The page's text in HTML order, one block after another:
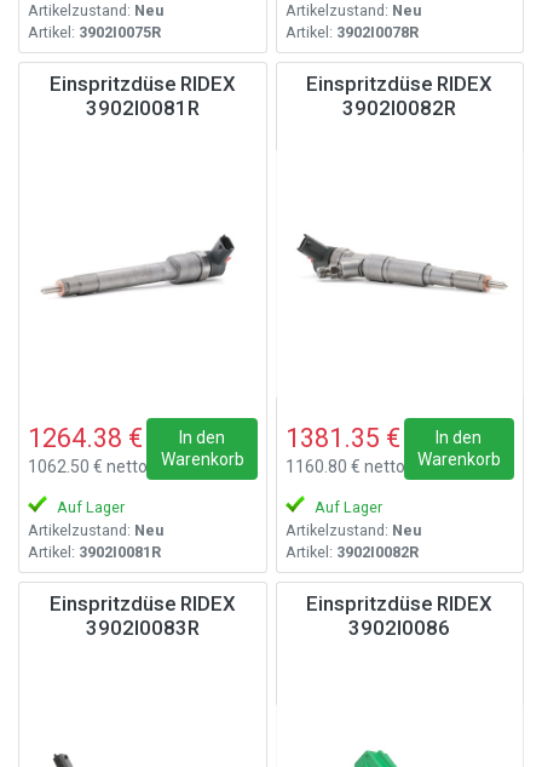
Artikelzustand: Neu
Artikel: 3902I0075R
Artikelzustand: Neu
Artikel: 3902I0078R
Einspritzdüse RIDEX
3902I0081R
1264.38 €
1062.50 € netto
In den
Warenkorb
Auf Lager
Artikelzustand: Neu
Artikel: 3902I0081R
Einspritzdüse RIDEX
3902I0082R
1381.35 €
1160.80 € netto
In den
Warenkorb
Auf Lager
Artikelzustand: Neu
Artikel: 3902I0082R
Einspritzdüse RIDEX
3902I0083R
Einspritzdüse RIDEX
3902I0086